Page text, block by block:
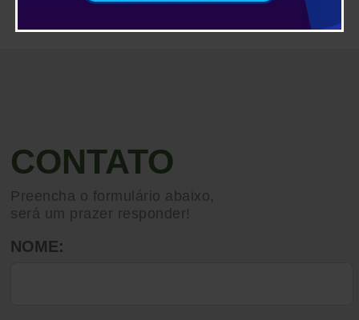
CONTATO
Preencha o formulário abaixo,
será um prazer responder!
NOME: